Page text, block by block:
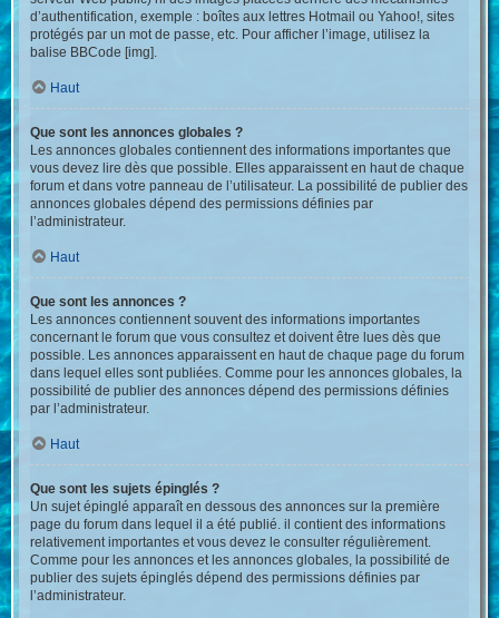
d’authentification, exemple : boîtes aux lettres Hotmail ou Yahoo!, sites
protégés par un mot de passe, etc. Pour afficher l’image, utilisez la
balise BBCode [img].
Haut
Que sont les annonces globales ?
Les annonces globales contiennent des informations importantes que
vous devez lire dès que possible. Elles apparaissent en haut de chaque
forum et dans votre panneau de l’utilisateur. La possibilité de publier des
annonces globales dépend des permissions définies par
l’administrateur.
Haut
Que sont les annonces ?
Les annonces contiennent souvent des informations importantes
concernant le forum que vous consultez et doivent être lues dès que
possible. Les annonces apparaissent en haut de chaque page du forum
dans lequel elles sont publiées. Comme pour les annonces globales, la
possibilité de publier des annonces dépend des permissions définies
par l’administrateur.
Haut
Que sont les sujets épinglés ?
Un sujet épinglé apparaît en dessous des annonces sur la première
page du forum dans lequel il a été publié. il contient des informations
relativement importantes et vous devez le consulter régulièrement.
Comme pour les annonces et les annonces globales, la possibilité de
publier des sujets épinglés dépend des permissions définies par
l’administrateur.